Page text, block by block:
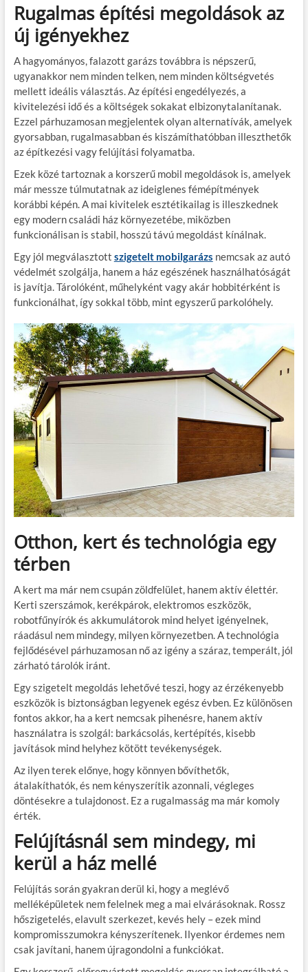
Rugalmas építési megoldások az
új igényekhez
A hagyományos, falazott garázs továbbra is népszerű,
ugyanakkor nem minden telken, nem minden költségvetés
mellett ideális választás. Az építési engedélyezés, a
kivitelezési idő és a költségek sokakat elbizonytalanítanak.
Ezzel párhuzamosan megjelentek olyan alternatívák, amelyek
gyorsabban, rugalmasabban és kiszámíthatóbban illeszthetők
az építkezési vagy felújítási folyamatba.
Ezek közé tartoznak a korszerű mobil megoldások is, amelyek
már messze túlmutatnak az ideiglenes fémépítmények
korábbi képén. A mai kivitelek esztétikailag is illeszkednek
egy modern családi ház környezetébe, miközben
funkcionálisan is stabil, hosszú távú megoldást kínálnak.
Egy jól megválasztott szigetelt mobilgarázs nemcsak az autó
védelmét szolgálja, hanem a ház egészének használhatóságát
is javítja. Tárolóként, műhelyként vagy akár hobbitérként is
funkcionálhat, így sokkal több, mint egyszerű parkolóhely.
Otthon, kert és technológia egy
térben
A kert ma már nem csupán zöldfelület, hanem aktív élettér.
Kerti szerszámok, kerékpárok, elektromos eszközök,
robotfűnyírók és akkumulátorok mind helyet igényelnek,
ráadásul nem mindegy, milyen környezetben. A technológia
fejlődésével párhuzamosan nő az igény a száraz, temperált, jól
zárható tárolók iránt.
Egy szigetelt megoldás lehetővé teszi, hogy az érzékenyebb
eszközök is biztonságban legyenek egész évben. Ez különösen
fontos akkor, ha a kert nemcsak pihenésre, hanem aktív
használatra is szolgál: barkácsolás, kertépítés, kisebb
javítások mind helyhez kötött tevékenységek.
Az ilyen terek előnye, hogy könnyen bővíthetők,
átalakíthatók, és nem kényszerítik azonnali, végleges
döntésekre a tulajdonost. Ez a rugalmasság ma már komoly
érték.
Felújításnál sem mindegy, mi
kerül a ház mellé
Felújítás során gyakran derül ki, hogy a meglévő
melléképületek nem felelnek meg a mai elvárásoknak. Rossz
hőszigetelés, elavult szerkezet, kevés hely – ezek mind
kompromisszumokra kényszerítenek. Ilyenkor érdemes nem
csak javítani, hanem újragondolni a funkciókat.